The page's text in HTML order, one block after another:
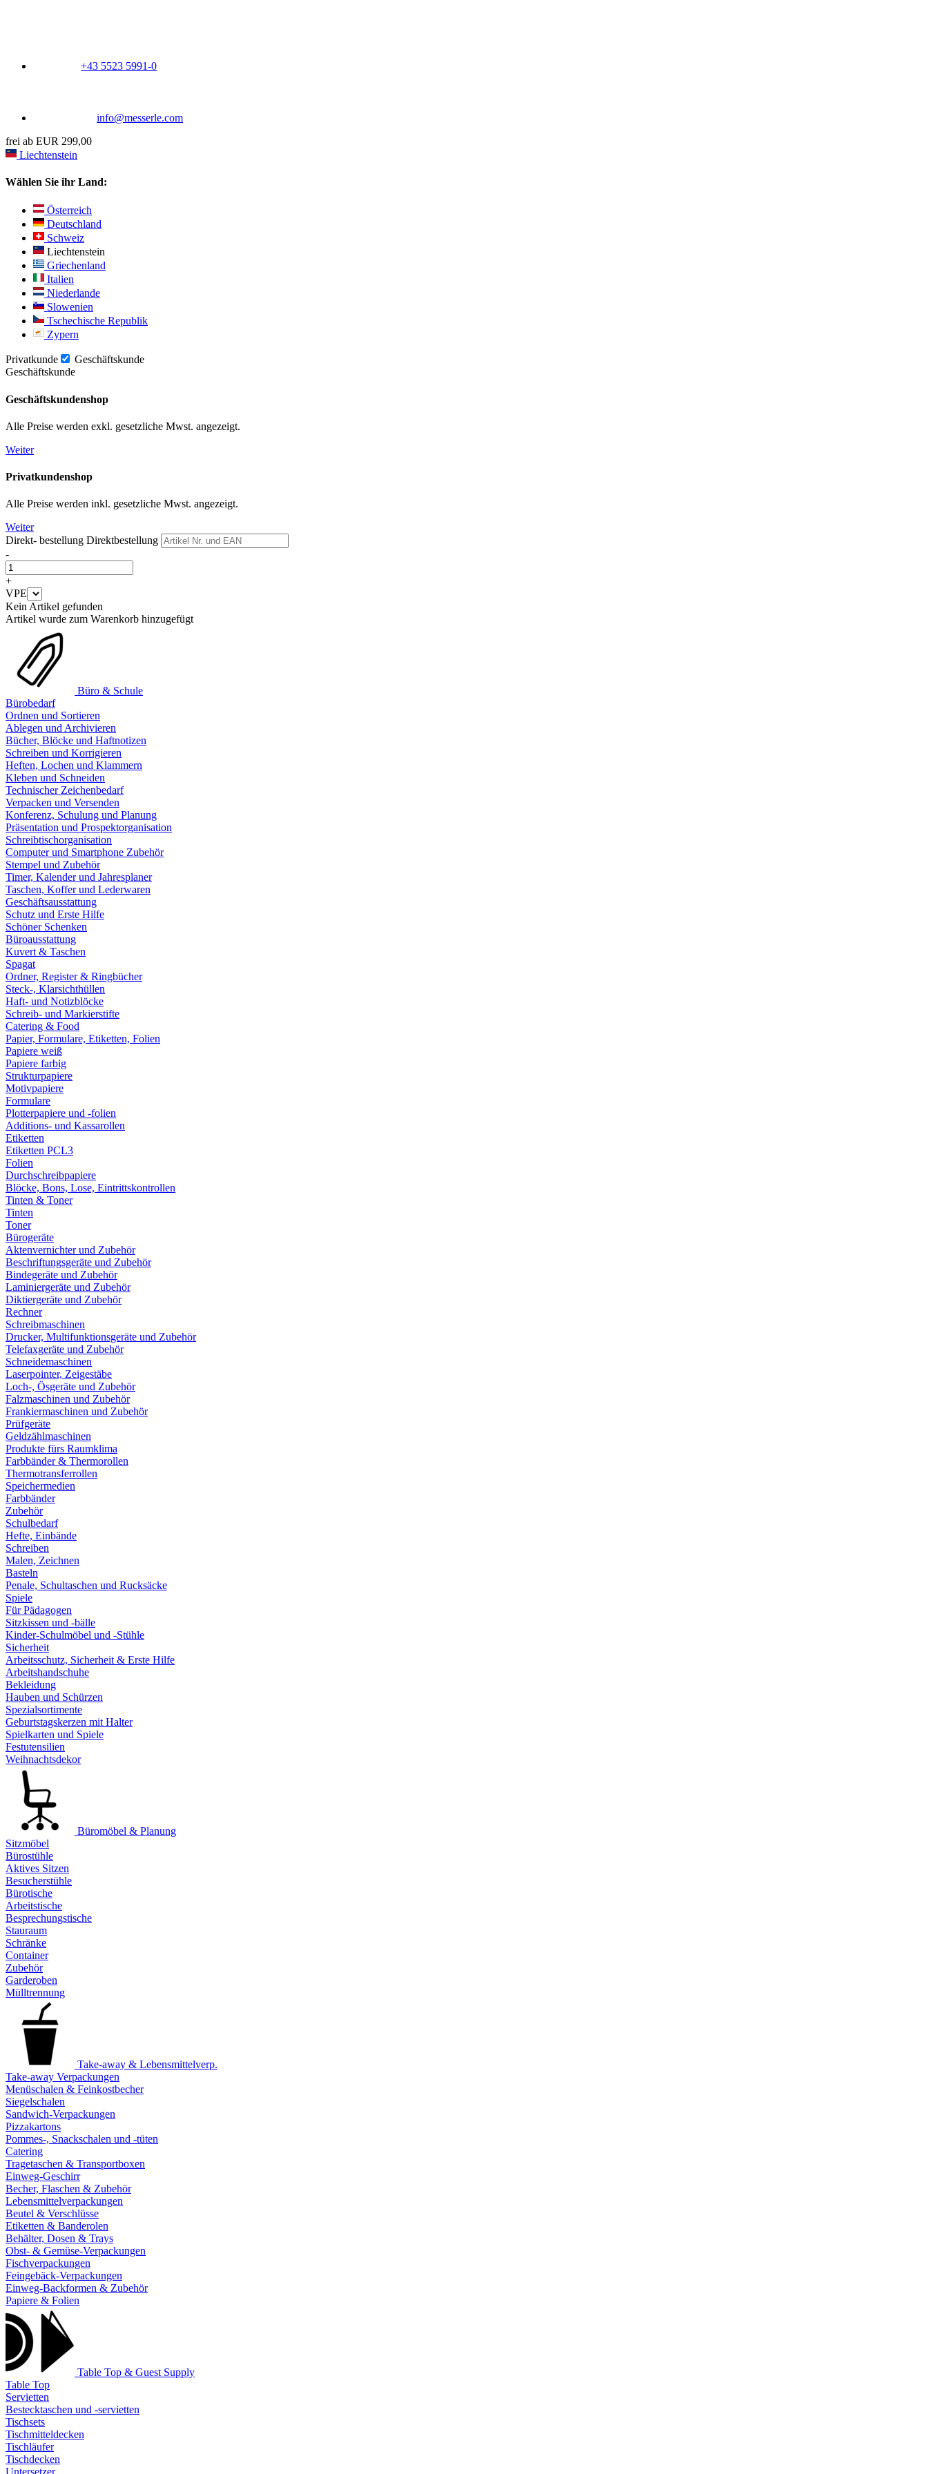
+43 5523 5991-0
info@messerle.com
frei ab EUR 299,00
Liechtenstein
Wählen Sie ihr Land:
Österreich
Deutschland
Schweiz
Liechtenstein
Griechenland
Italien
Niederlande
Slowenien
Tschechische Republik
Zypern
Privatkunde
Geschäftskunde
Geschäftskunde
Geschäftskundenshop
Alle Preise werden exkl. gesetzliche Mwst. angezeigt.
Weiter
Privatkundenshop
Alle Preise werden inkl. gesetzliche Mwst. angezeigt.
Weiter
Direkt- bestellung Direktbestellung
-
+
VPE
Kein Artikel gefunden
Artikel wurde zum Warenkorb hinzugefügt
Büro & Schule
Bürobedarf
Ordnen und Sortieren
Ablegen und Archivieren
Bücher, Blöcke und Haftnotizen
Schreiben und Korrigieren
Heften, Lochen und Klammern
Kleben und Schneiden
Technischer Zeichenbedarf
Verpacken und Versenden
Konferenz, Schulung und Planung
Präsentation und Prospektorganisation
Schreibtischorganisation
Computer und Smartphone Zubehör
Stempel und Zubehör
Timer, Kalender und Jahresplaner
Taschen, Koffer und Lederwaren
Geschäftsausstattung
Schutz und Erste Hilfe
Schöner Schenken
Büroausstattung
Kuvert & Taschen
Spagat
Ordner, Register & Ringbücher
Steck-, Klarsichthüllen
Haft- und Notizblöcke
Schreib- und Markierstifte
Catering & Food
Papier, Formulare, Etiketten, Folien
Papiere weiß
Papiere farbig
Strukturpapiere
Motivpapiere
Formulare
Plotterpapiere und -folien
Additions- und Kassarollen
Etiketten
Etiketten PCL3
Folien
Durchschreibpapiere
Blöcke, Bons, Lose, Eintrittskontrollen
Tinten & Toner
Tinten
Toner
Bürogeräte
Aktenvernichter und Zubehör
Beschriftungsgeräte und Zubehör
Bindegeräte und Zubehör
Laminiergeräte und Zubehör
Diktiergeräte und Zubehör
Rechner
Schreibmaschinen
Drucker, Multifunktionsgeräte und Zubehör
Telefaxgeräte und Zubehör
Schneidemaschinen
Laserpointer, Zeigestäbe
Loch-, Ösgeräte und Zubehör
Falzmaschinen und Zubehör
Frankiermaschinen und Zubehör
Prüfgeräte
Geldzählmaschinen
Produkte fürs Raumklima
Farbbänder & Thermorollen
Thermotransferrollen
Speichermedien
Farbbänder
Zubehör
Schulbedarf
Hefte, Einbände
Schreiben
Malen, Zeichnen
Basteln
Penale, Schultaschen und Rucksäcke
Spiele
Für Pädagogen
Sitzkissen und -bälle
Kinder-Schulmöbel und -Stühle
Sicherheit
Arbeitsschutz, Sicherheit & Erste Hilfe
Arbeitshandschuhe
Bekleidung
Hauben und Schürzen
Spezialsortimente
Geburtstagskerzen mit Halter
Spielkarten und Spiele
Festutensilien
Weihnachtsdekor
Büromöbel & Planung
Sitzmöbel
Bürostühle
Aktives Sitzen
Besucherstühle
Bürotische
Arbeitstische
Besprechungstische
Stauraum
Schränke
Container
Zubehör
Garderoben
Mülltrennung
Take-away & Lebensmittelverp.
Take-away Verpackungen
Menüschalen & Feinkostbecher
Siegelschalen
Sandwich-Verpackungen
Pizzakartons
Pommes-, Snackschalen und -tüten
Catering
Tragetaschen & Transportboxen
Einweg-Geschirr
Becher, Flaschen & Zubehör
Lebensmittelverpackungen
Beutel & Verschlüsse
Etiketten & Banderolen
Behälter, Dosen & Trays
Obst- & Gemüse-Verpackungen
Fischverpackungen
Feingebäck-Verpackungen
Einweg-Backformen & Zubehör
Papiere & Folien
Table Top & Guest Supply
Table Top
Servietten
Bestecktaschen und -servietten
Tischsets
Tischmitteldecken
Tischläufer
Tischdecken